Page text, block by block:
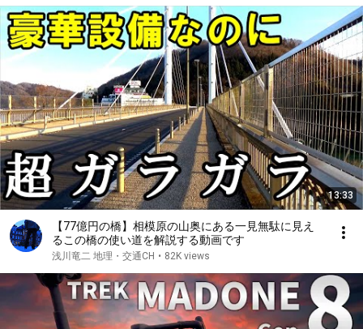
13:33
【77億円の橋】相模原の山奥にある一見無駄に見え
るこの橋の使い道を解説する動画です
浅川竜二 地理・交通CH • 82K views